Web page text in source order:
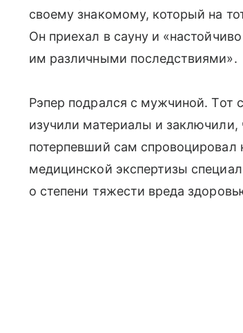
своему знакомому, который на
Он приехал в сауну и
им различными последствиями».
Рэпер подрался с мужчиной. Тот
изучили материалы и
потерпевший сам спровоцировал
медицинской экспертизы
о степени тяжести вреда